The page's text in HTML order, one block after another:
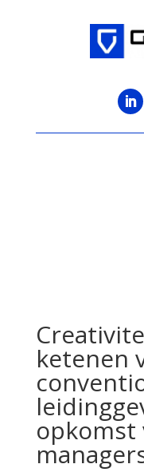
ketenen
opkomst